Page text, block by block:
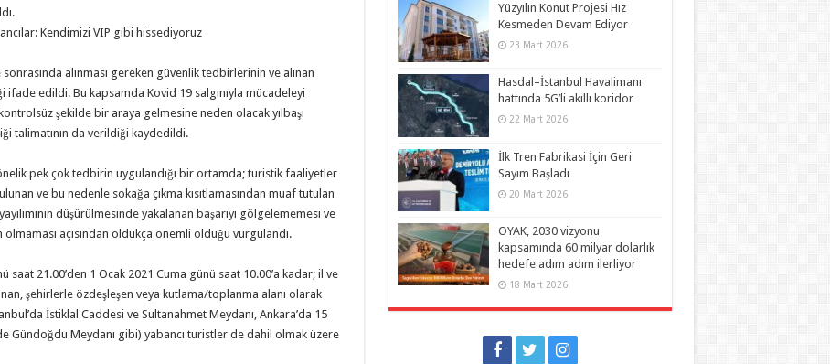
Kendimizi VIP gibi hissediyoruz
sonrasında alınması gereken güvenlik tedbirlerinin ve alınan
edildi. Bu kapsamda Kovid­ 19 salgınıyla mücadeleyi
şekilde bir araya gelmesine neden olacak yılbaşı
talimatının da verildiği kaydedildi.
pek çok tedbirin uygulandığı bir ortamda; turistik faaliyetler
ve bu nedenle sokağa çıkma kısıtlamasından muaf tutulan
düşürülmesinde yakalanan başarıyı gölgelememesi ve
açısından oldukça önemli olduğu vurgulandı.
saat 21.00’den 1 Ocak 2021 Cuma günü saat 10.00’a kadar; il ve
şehirlerle özdeşleşen veya kutlama/toplanma alanı olarak
İstiklal Caddesi ve Sultanahmet Meydanı, Ankara’da 15
Gündoğdu Meydanı gibi) yabancı turistler de dahil olmak üzere
Yüzyılın Konut Projesi Hız
Kesmeden Devam Ediyor
23 Mart 2026
Hasdal–İstanbul Havalimanı
hattında 5G’li akıllı koridor
22 Mart 2026
İlk Tren Fabrikasi İçin Geri
Sayım Başladı
20 Mart 2026
OYAK, 2030 vizyonu
kapsamında 60 milyar dolarlık
hedefe adım adım ilerliyor
18 Mart 2026